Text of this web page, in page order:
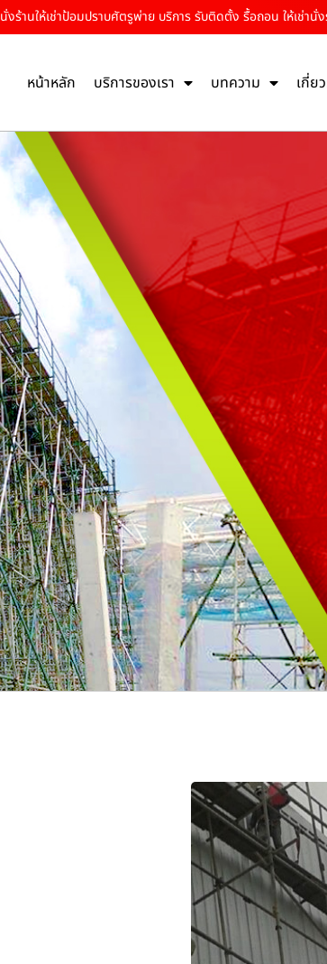
นั่งร้านให้เช่าป้อมปราบศัตรูพ่าย บริการ รับติดตั้ง รื้อถอน ให้เช่
หน้าหลัก บริการของเรา บทความ เกี่ย